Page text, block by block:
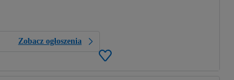
Zobacz ogłoszenia